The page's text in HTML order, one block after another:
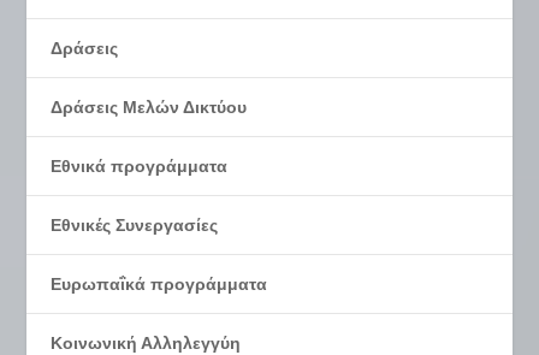
Δράσεις
Δράσεις Μελών Δικτύου
Εθνικά προγράμματα
Εθνικές Συνεργασίες
Ευρωπαΐκά προγράμματα
Κοινωνική Αλληλεγγύη